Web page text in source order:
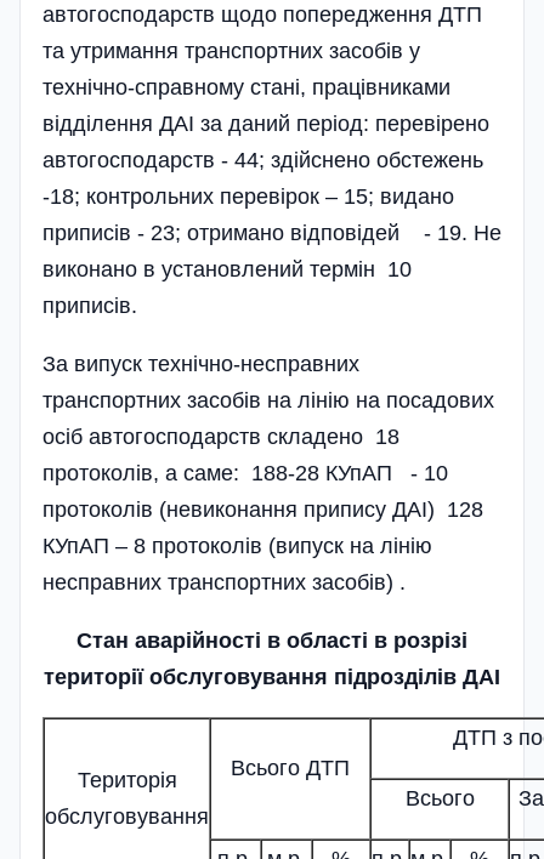
автогосподарств щодо попере­дження ДТП
та утримання транспортних засобів у
технічно-справному стані, працівниками
відділення ДАІ за даний період: перевірено
автогосподарств - 44; здійснено обстежень
-18; контрольних перевірок – 15; видано
приписів - 23; отримано відповідей - 19. Не
виконано в установлений термін 10
приписів.
За випуск технічно-несправних
транспортних засобів на лінію на посадових
осіб автогосподарств складено 18
протоколів, а саме: 188-28 КУпАП - 10
протоколів (невиконання припису ДАІ) 128
КУпАП – 8 протоколів (випуск на лінію
несправних транспортних засобів) .
Стан аварійності в області в розрізі
території обслуговування підрозділів ДАІ
Територія
обслуговування
Всього ДТП
ДТП з
Всього